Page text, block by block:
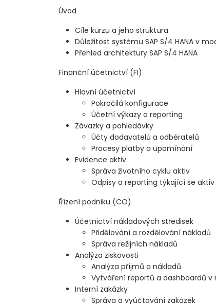
Úvod
Cíle kurzu a jeho struktura
Důležitost systému SAP S/4 HANA v
Přehled architektury SAP S/4 HANA
Finanční účetnictví (FI)
Hlavní účetnictví
Pokročilá konfigurace
Účetní výkazy a reporting
Závazky a pohledávky
Účty dodavatelů a odběratelů
Procesy platby a upomínání
Evidence aktiv
Správa životního cyklu aktiv
Odpisy a reporting týkající se aktiv
Řízení podniku (CO)
Účetnictví nákladových středisek
Přidělování a rozdělování nákladů
Správa režijních nákladů
Analýza ziskovosti
Analýza příjmů a nákladů
Vytváření reportů a dashboardů v
Interní zakázky
Správa a vyúčtování zakázek